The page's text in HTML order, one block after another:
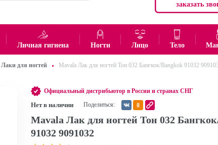
заказать
Офис +7 (499)
Итого: 0 ₽
Личная гигиена Ногти Лицо Тело
Лаки для ногтей Mavala Лак для ногтей Тон 032 Бангкок/Bangkok 91032
Официальный дистрибьютор в России и странах СНГ
Нет в наличии Поделиться:
Mavala Лак для ногтей Тон 032
91032 9091032